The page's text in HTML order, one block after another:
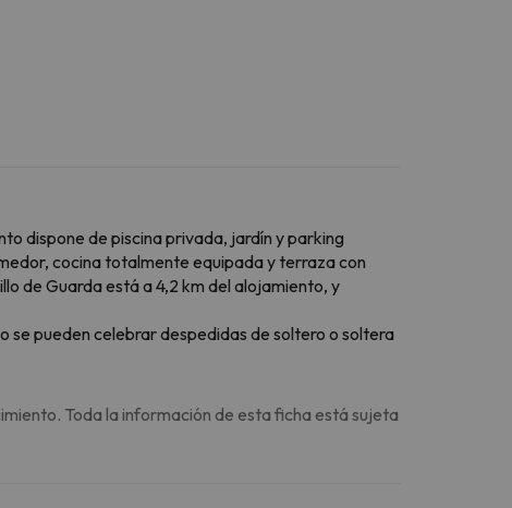
dispone de piscina privada, jardín y parking
cocina totalmente equipada y terraza con
de Guarda está a 4,2 km del alojamiento, y
pueden celebrar despedidas de soltero o soltera
Toda la información de esta ficha está sujeta